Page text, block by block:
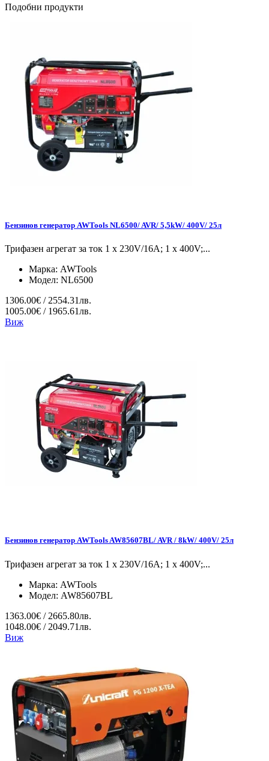
Подобни продукти
Бензинов генератор AWTools NL6500/ AVR/ 5,5kW/ 400V/ 25л
Трифазен агрегат за ток 1 x 230V/16A; 1 x 400V;...
Марка: AWTools
Модел: NL6500
1306.00€ / 2554.31лв.
1005.00€ / 1965.61лв.
Виж
Бензинов генератор AWTools AW85607BL/ AVR / 8kW/ 400V/ 25л
Трифазен агрегат за ток 1 x 230V/16A; 1 x 400V;...
Марка: AWTools
Модел: AW85607BL
1363.00€ / 2665.80лв.
1048.00€ / 2049.71лв.
Виж